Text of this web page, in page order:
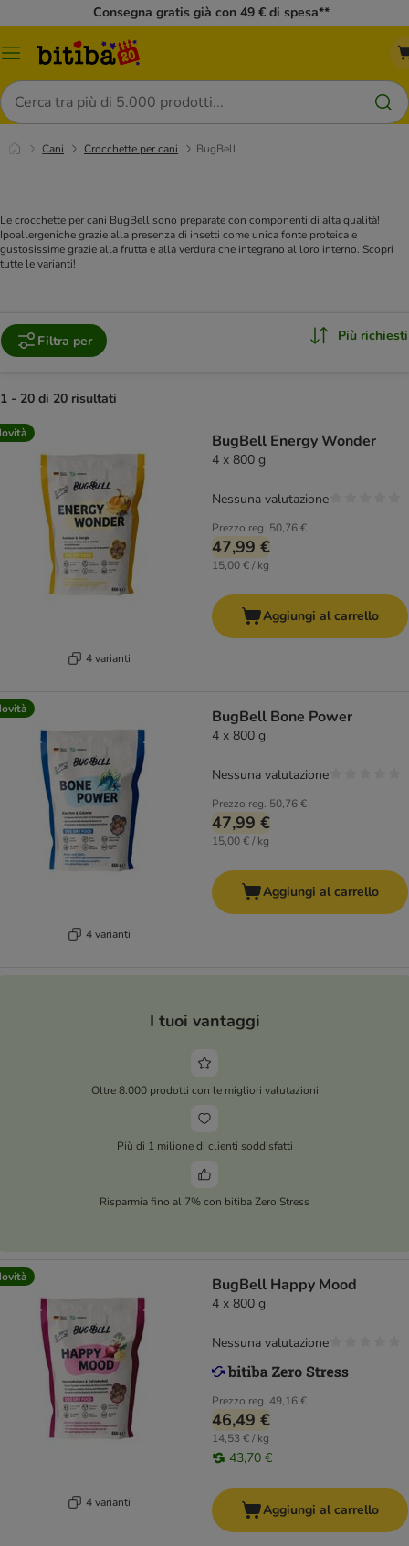
Consegna gratis già con 49 € di spesa**
Overview
Cerca
Cani Crocchette per cani BugBell
Le crocchette per cani BugBell sono preparate con componenti di alta qualità!
Ipoallergeniche grazie alla presenza di insetti come unica fonte proteica e
gustosissime grazie alla frutta e alla verdura che integrano al loro interno. Scopri
tutte le varianti!
Filtra per Più richiesti
1 - 20 di 20 risultati
4 varianti
BugBell Energy Wonder
4 x 800 g
Prezzo reg. 50,76 €
47,99 €
15,00 € / kg
Nessuna valutazione
Aggiungi al carrello
4 varianti
BugBell Bone Power
4 x 800 g
Prezzo reg. 50,76 €
47,99 €
15,00 € / kg
Nessuna valutazione
Aggiungi al carrello
I tuoi vantaggi
Oltre 8.000 prodotti con le migliori valutazioni
Più di 1 milione di clienti soddisfatti
Risparmia fino al 7% con bitiba Zero Stress
4 varianti
BugBell Happy Mood
4 x 800 g
Prezzo reg. 49,16 €
46,49 €
14,53 € / kg
43,70 €
Nessuna valutazione
Aggiungi al carrello